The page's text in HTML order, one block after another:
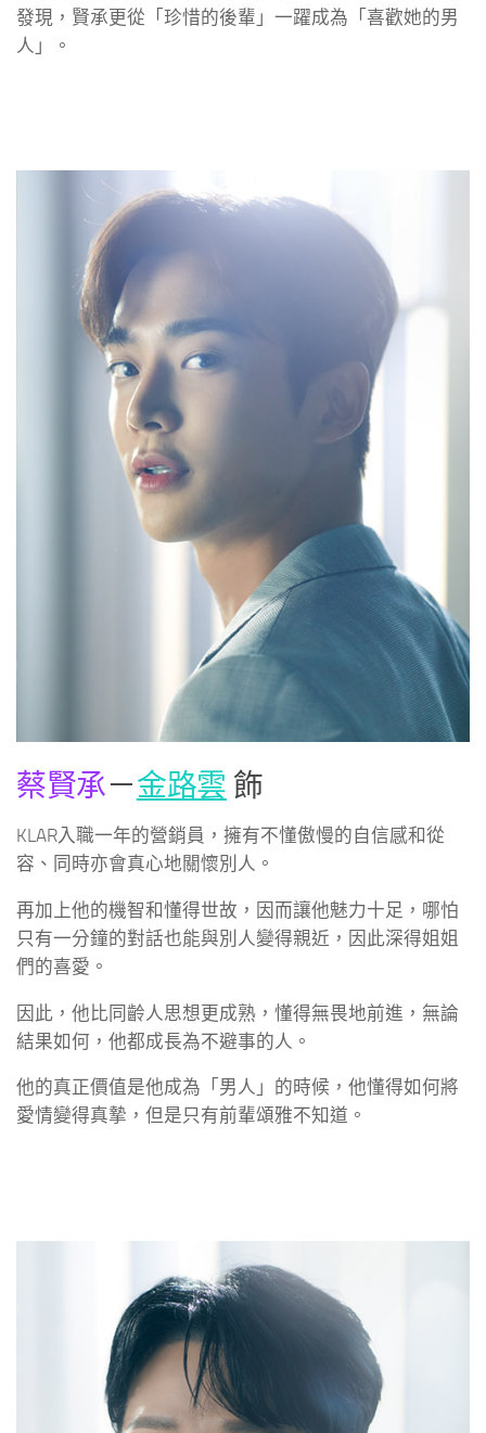
發現，賢承更從「珍惜的後輩」一躍成為「喜歡她的男
人」。
蔡賢承－金路雲 飾
KLAR入職一年的營銷員，擁有不懂傲慢的自信感和從
容、同時亦會真心地關懷別人。
再加上他的機智和懂得世故，因而讓他魅力十足，哪怕
只有一分鐘的對話也能與別人變得親近，因此深得姐姐
們的喜愛。
因此，他比同齡人思想更成熟，懂得無畏地前進，無論
結果如何，他都成長為不避事的人。
他的真正價值是他成為「男人」的時候，他懂得如何將
愛情變得真摯，但是只有前輩頌雅不知道。